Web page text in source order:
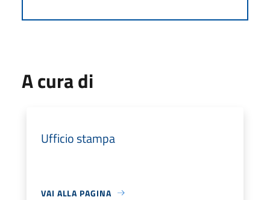
A cura di
Ufficio stampa
VAI ALLA PAGINA